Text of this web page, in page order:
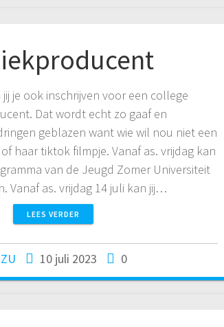
jij je ook inschrijven voor een college
Dat wordt echt zo gaaf en
geblazen want wie wil nou niet een
haar tiktok filmpje. Vanaf as. vrijdag kan
van de Jeugd Zomer Universiteit
Vanaf as. vrijdag 14 juli kan jij…
LEES VERDER
ZU 10 juli 2023 0